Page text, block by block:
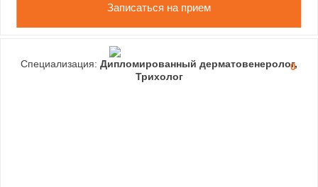
Записаться на прием
0
Специализация: Дипломированный дерматовенеролог,
Трихолог